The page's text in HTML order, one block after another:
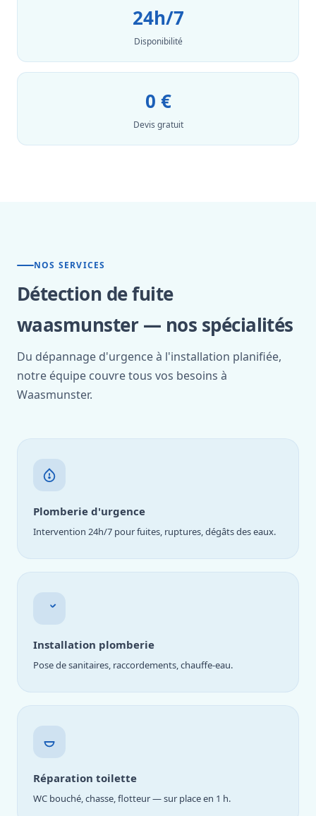
24h/7
Disponibilité
0 €
Devis gratuit
NOS SERVICES
Détection de fuite
waasmunster — nos spécialités
Du dépannage d'urgence à l'installation planifiée,
notre équipe couvre tous vos besoins à
Waasmunster.
Plomberie d'urgence
Intervention 24h/7 pour fuites, ruptures, dégâts des eaux.
Installation plomberie
Pose de sanitaires, raccordements, chauffe-eau.
Réparation toilette
WC bouché, chasse, flotteur — sur place en 1 h.